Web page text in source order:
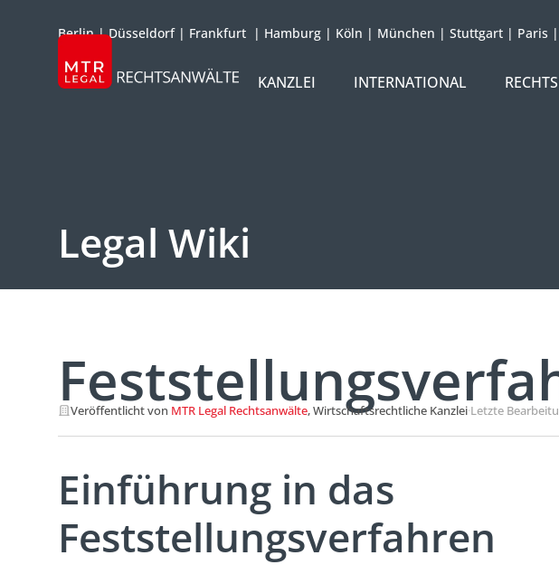
Berlin|Düsseldorf| Frankfurt | Hamburg | Köln | München | Stuttgart | Paris |
KANZLEI
INTERNATIONAL
Legal Wiki
Veröffentlicht von MTR Legal Rechtsanwälte, Wirtschaftsrechtliche Kanzlei·Letzte
Einführung in das
Feststellungsverfahren